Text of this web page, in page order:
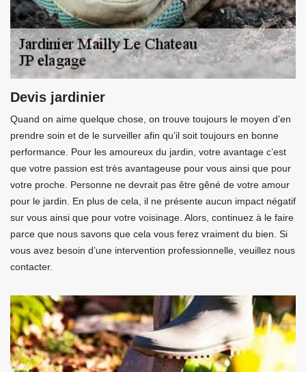
Devis jardinier
Quand on aime quelque chose, on trouve toujours le moyen d’en
prendre soin et de le surveiller afin qu’il soit toujours en bonne
performance. Pour les amoureux du jardin, votre avantage c’est
que votre passion est très avantageuse pour vous ainsi que pour
votre proche. Personne ne devrait pas être gêné de votre amour
pour le jardin. En plus de cela, il ne présente aucun impact négatif
sur vous ainsi que pour votre voisinage. Alors, continuez à le faire
parce que nous savons que cela vous ferez vraiment du bien. Si
vous avez besoin d’une intervention professionnelle, veuillez nous
contacter.